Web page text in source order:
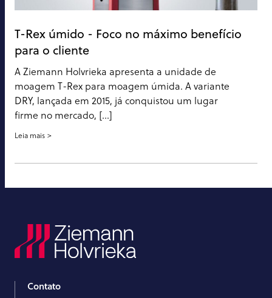
T-Rex úmido - Foco no máximo benefício
para o cliente
A Ziemann Holvrieka apresenta a unidade de
moagem T-Rex para moagem úmida. A variante
DRY, lançada em 2015, já conquistou um lugar
firme no mercado, [...]
Leia mais
Contato